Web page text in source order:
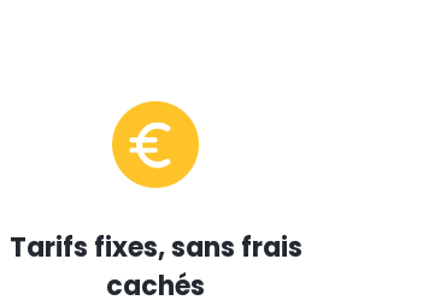
Tarifs fixes, sans frais
cachés